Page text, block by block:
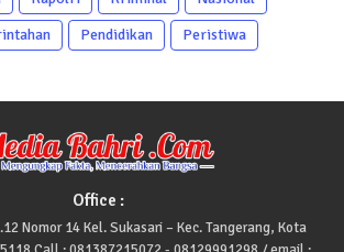
Pendidikan Peristiwa
Office :
Nomor 14 Kel. Sukasari – Kec. Tangerang, Kota